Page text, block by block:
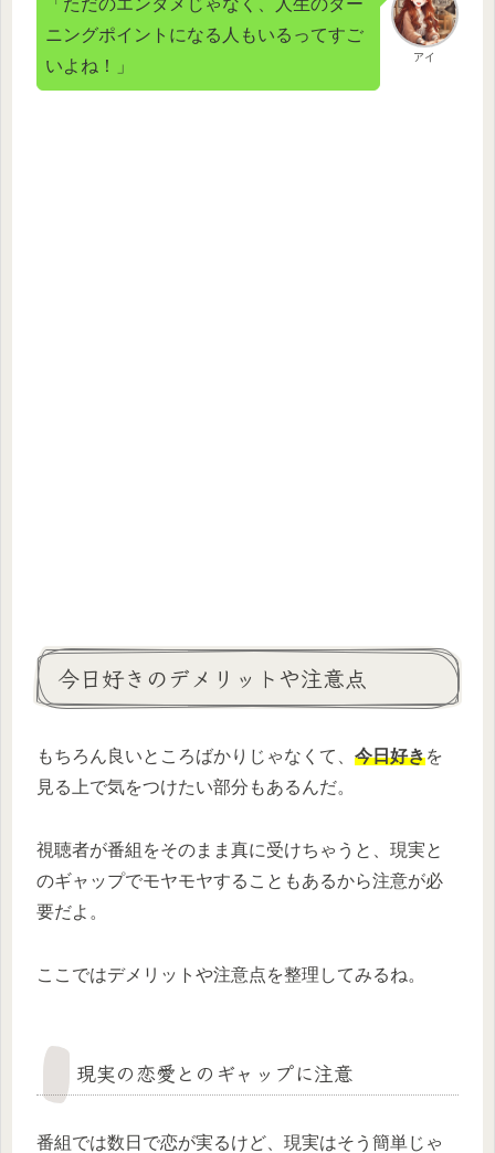
アイ
「ただのエンタメじゃなく、人生のター
ニングポイントになる人もいるってすご
いよね！」
今日好きのデメリットや注意点
もちろん良いところばかりじゃなくて、 今日好きを
見る上で気をつけたい部分もあるんだ。
視聴者が番組をそのまま真に受けちゃうと、現実と
のギャップでモヤモヤすることもあるから注意が必
要だよ。
ここではデメリットや注意点を整理してみるね。
現実の恋愛とのギャップに注意
番組では数日で恋が実るけど、現実はそう簡単じゃ